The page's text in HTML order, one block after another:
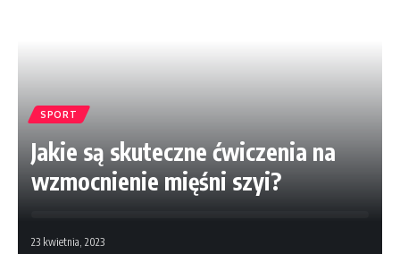
SPORT
Jakie są skuteczne ćwiczenia na
wzmocnienie mięśni szyi?
23 kwietnia, 2023